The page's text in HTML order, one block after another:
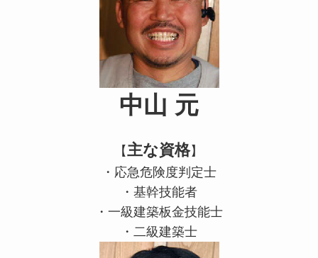
中山 元
【 主な資格】
・応急危険度判定士
・基幹技能者
・一級建築板金技能士
・二級建築士